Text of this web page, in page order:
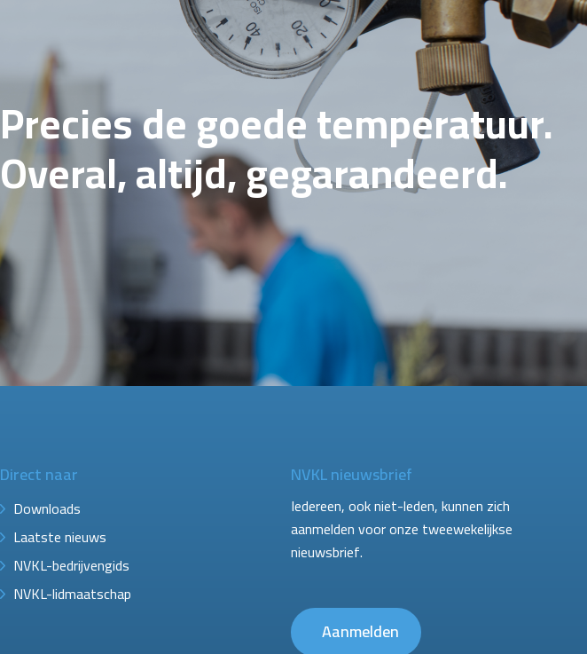
Precies de goede temperatuur.
Overal, altijd, gegarandeerd.
Direct naar
Downloads
Laatste nieuws
NVKL-bedrijvengids
NVKL-lidmaatschap
NVKL nieuwsbrief
Iedereen, ook niet-leden, kunnen zich
aanmelden voor onze tweewekelijkse
nieuwsbrief.
Aanmelden